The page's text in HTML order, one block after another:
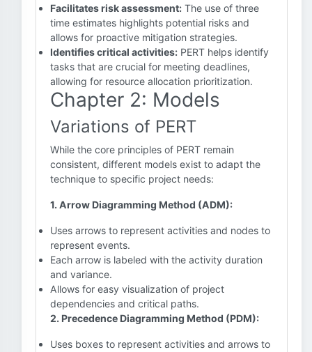
Facilitates risk assessment: The use of three
time estimates highlights potential risks and
allows for proactive mitigation strategies.
Identifies critical activities: PERT helps identify
tasks that are crucial for meeting deadlines,
allowing for resource allocation prioritization.
Chapter 2: Models
Variations of PERT
While the core principles of PERT remain
consistent, different models exist to adapt the
technique to specific project needs:
1. Arrow Diagramming Method (ADM):
Uses arrows to represent activities and nodes to
represent events.
Each arrow is labeled with the activity duration
and variance.
Allows for easy visualization of project
dependencies and critical paths.
2. Precedence Diagramming Method (PDM):
Uses boxes to represent activities and arrows to